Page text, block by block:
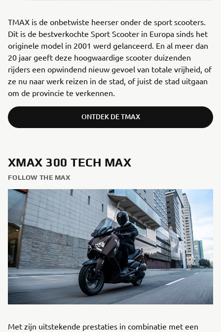
TMAX is de onbetwiste heerser onder de sport scooters.
Dit is de bestverkochte Sport Scooter in Europa sinds het
originele model in 2001 werd gelanceerd. En al meer dan
20 jaar geeft deze hoogwaardige scooter duizenden
rijders een opwindend nieuw gevoel van totale vrijheid, of
ze nu naar werk reizen in de stad, of juist de stad uitgaan
om de provincie te verkennen.
ONTDEK DE TMAX
XMAX 300 TECH MAX
FOLLOW THE MAX
Met zijn uitstekende prestaties in combinatie met een